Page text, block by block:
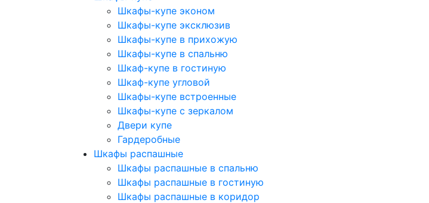
Шкафы-купе эконом
Шкафы-купе эксклюзив
Шкафы-купе в прихожую
Шкафы-купе в спальню
Шкаф-купе в гостиную
Шкаф-купе угловой
Шкафы-купе встроенные
Шкафы-купе с зеркалом
Двери купе
Гардеробные
Шкафы распашные
Шкафы распашные в спальню
Шкафы распашные в гостиную
Шкафы распашные в коридор